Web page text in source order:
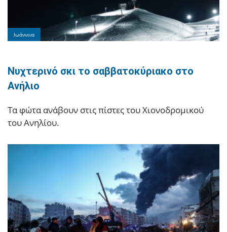
Ιωάννινα
Νυχτερινό σκι το σαββατοκύριακο στο
Ανήλιο
Tα φώτα ανάβουν στις πίστες του Χιονοδρομικού
του Ανηλίου.